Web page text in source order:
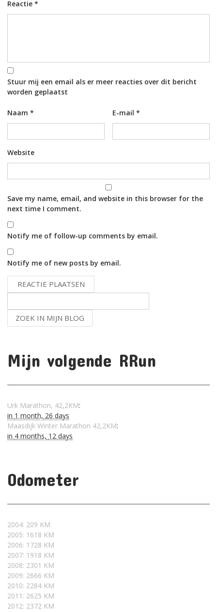
Reactie *
Stuur mij een email als er meer reacties over dit bericht
worden geplaatst
Naam * E-mail*
Website
Save my name, email, and website in this browser for the
next time I comment.
Notify me of follow-up comments by email.
Notify me of new posts by email.
Mijn volgende RRun
Urk Marathon, 42,2KM:
in 1 month, 26 days
Maasdijk Winter Marathon 42,2KM:
in 4 months, 12 days
Odometer
2004: 209 KM
2005: 1618 KM
2006: 1728 KM
2007: 1918 KM
2008: 2301 KM
2009: 2666 KM
2010: 2284 KM
2011: 2625 KM
2012: 2372 KM